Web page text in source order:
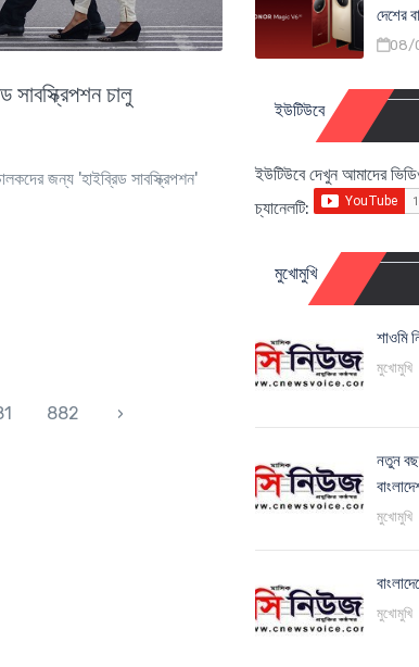
সাবস্ক্রিপশন চালু
জন্য 'হাইব্রিড সাবস্ক্রিপশন'
882 ›
দেশের
08/
ইউটিউবে
ইউটিউবে দেখুন আমাদের
চ্যানেলটি:
মুখোমুখি
শাওমি
মুখোমুখি
নতুন
মুখোমুখি
মুখোমুখি